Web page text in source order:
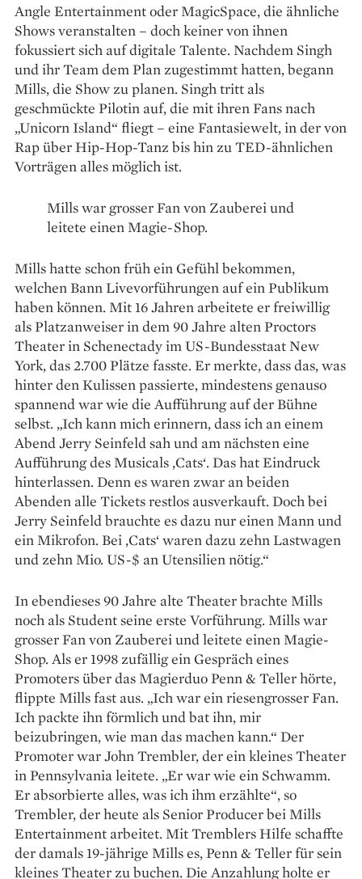
Angle Entertainment oder Magic­Space, die ähnliche
Shows veranstalten – doch keiner von ihnen
fokussiert sich auf digitale Talente. Nachdem Singh
und ihr Team dem Plan zugestimmt hatten, begann
Mills, die Show zu planen. Singh tritt als
geschmückte Pilotin auf, die mit ihren Fans nach
„Unicorn Island“ fliegt – eine Fantasiewelt, in der von
Rap über Hip-Hop-Tanz bis hin zu TED-ähnlichen
Vorträgen alles möglich ist.
Mills war grosser Fan von Zauberei und
leitete einen Magie-Shop.
Mills hatte schon früh ein Gefühl bekommen,
welchen Bann Livevorführungen auf ein Publikum
haben können. Mit 16 Jahren arbeitete er freiwillig
als Platzanweiser in dem 90 Jahre alten Proctors
Theater in Schenectady im US-Bundesstaat New
York, das 2.700 Plätze fasste. Er merkte, dass das, was
hinter den Kulissen passierte, mindestens genauso
spannend war wie die Aufführung auf der Bühne
selbst. „Ich kann mich erinnern, dass ich an einem
Abend Jerry Seinfeld sah und am nächsten eine
Aufführung des Musicals ‚Cats‘. Das hat Eindruck
hinterlassen. Denn es waren zwar an beiden
Abenden alle Tickets restlos ausverkauft. Doch bei
Jerry Seinfeld brauchte es dazu nur einen Mann und
ein Mikrofon. Bei ‚Cats‘ waren dazu zehn Lastwagen
und zehn Mio. US-$ an Utensilien nötig.“
In ebendieses 90 Jahre alte Theater brachte Mills
noch als Student seine erste Vorführung. Mills war
grosser Fan von Zauberei und leitete einen Magie-
Shop. Als er 1998 zufällig ein Gespräch eines
Promoters über das Magierduo Penn & Teller hörte,
flippte Mills fast aus. „Ich war ein riesengrosser Fan.
Ich packte ihn förmlich und bat ihn, mir
beizubringen, wie man das machen kann.“ Der
Promoter war John Trembler, der ein kleines Theater
in Pennsylvania leitete. „Er war wie ein Schwamm.
Er absorbierte alles, was ich ihm erzählte“, so
Trembler, der heute als Senior Producer bei Mills
Entertainment arbeitet. Mit Tremblers Hilfe schaffte
der damals 19-jährige Mills es, Penn & Teller für sein
kleines Theater zu buchen. Die Anzahlung holte er